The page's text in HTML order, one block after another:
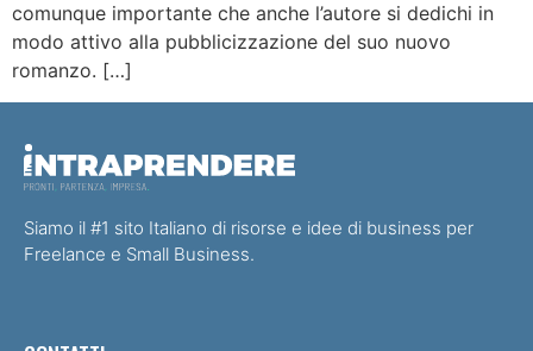
comunque importante che anche l’autore si dedichi in
modo attivo alla pubblicizzazione del suo nuovo
romanzo. […]
Siamo il #1 sito Italiano di risorse e idee di business per
Freelance e Small Business.